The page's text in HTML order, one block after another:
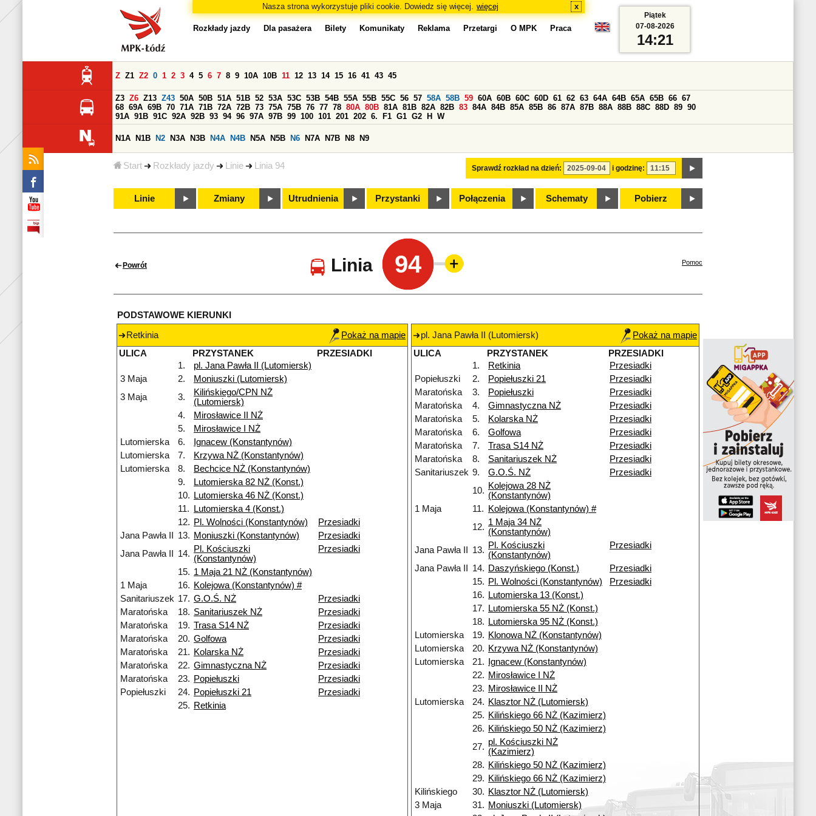
Nasza strona wykorzystuje pliki cookie. Dowiedz się więcej. więcej x
Start Rozkłady jazdy Linie Linia 94
Rozkłady jazdy Dla pasażera Bilety Komunikaty Reklama Przetargi O MPK Praca
Sprawdź rozkład na dzień: i godzinę:
Z Z1 Z2 0 1 2 3 4 5 6 7 8 9 10A 10B 11 12 13 14 15 16 41 43 45
Z3 Z6 Z13 Z43 50A 50B 51A 51B 52 53A 53C 53B 54B 55A 55B 55C 56 57 58A 58B 59 60A 60B 60C 60D 61 62 63 64A 64B 65A 65B 66 67
68 69A 69B 70 71A 71B 72A 72B 73 75A 75B 76 77 78 80A 80B 81A 81B 82A 82B 83 84A 84B 85A 85B 86 87A 87B 88A 88B 88C 88D 89 90
91A 91B 91C 92A 92B 93 94 96 97A 97B 99 100 101 201 202 6. F1 G1 G2 H W
N1A N1B N2 N3A N3B N4A N4B N5A N5B N6 N7A N7B N8 N9
Linie Zmiany Utrudnienia Przystanki Połączenia Schematy Pobierz
Piątek
07-08-2026
14:21
Powrót Linia 94 Pomoc
PODSTAWOWE KIERUNKI
Retkinia
Pokaż na mapie
ULICA
PRZYSTANEK
PRZESIADKI
1.
pl. Jana Pawła II (Lutomiersk)
3 Maja
2.
Moniuszki (Lutomiersk)
3 Maja
3.
Kilińskiego/CPN NŻ
(Lutomiersk)
4.
Mirosławice II NŻ
5.
Mirosławice I NŻ
Lutomierska
6.
Ignacew (Konstantynów)
Lutomierska
7.
Krzywa NŻ (Konstantynów)
Lutomierska
8.
Bechcice NŻ (Konstantynów)
9.
Lutomierska 82 NŻ (Konst.)
10.
Lutomierska 46 NŻ (Konst.)
11.
Lutomierska 4 (Konst.)
12. Pl. Wolności (Konstantynów)
Przesiadki
Jana Pawła II
13. Moniuszki (Konstantynów)
Przesiadki
Jana Pawła II
14. Pl. Kościuszki
(Konstantynów)
Przesiadki
15. 1 Maja 21 NŻ (Konstantynów)
1 Maja
16. Kolejowa (Konstantynów) #
Sanitariuszek 17. G.O.Ś. NŻ
Przesiadki
Maratońska
18. Sanitariuszek NŻ
Przesiadki
Maratońska
19. Trasa S14 NŻ
Przesiadki
Maratońska
20. Golfowa
Przesiadki
Maratońska
21. Kolarska NŻ
Przesiadki
Maratońska
22. Gimnastyczna NŻ
Przesiadki
Maratońska
23. Popiełuszki
Przesiadki
Popiełuszki
24. Popiełuszki 21
Przesiadki
25. Retkinia
pl. Jana Pawła II (Lutomiersk)
Pokaż na mapie
ULICA
PRZYSTANEK
PRZESIADKI
1.
Retkinia
Przesiadki
Popiełuszki
2. Popiełuszki 21
Przesiadki
Maratońska
3. Popiełuszki
Przesiadki
Maratońska
4. Gimnastyczna NŻ
Przesiadki
Maratońska
5. Kolarska NŻ
Przesiadki
Maratońska
6. Golfowa
Przesiadki
Maratońska
7. Trasa S14 NŻ
Przesiadki
Maratońska
8. Sanitariuszek NŻ
Przesiadki
Sanitariuszek 9. G.O.Ś. NŻ
Przesiadki
10. Kolejowa 28 NŻ
(Konstantynów)
1 Maja
11.
Kolejowa (Konstantynów) #
12. 1 Maja 34 NŻ
(Konstantynów)
Jana Pawła II
13. Pl. Kościuszki
(Konstantynów)
Przesiadki
Jana Pawła II 14. Daszyńskiego (Konst.)
Przesiadki
15. Pl. Wolności (Konstantynów)
Przesiadki
16.
Lutomierska 13 (Konst.)
17.
Lutomierska 55 NŻ (Konst.)
18.
Lutomierska 95 NŻ (Konst.)
Lutomierska
19. Klonowa NŻ (Konstantynów)
Lutomierska
20. Krzywa NŻ (Konstantynów)
Lutomierska
21.
Ignacew (Konstantynów)
22. Mirosławice I NŻ
23. Mirosławice II NŻ
Lutomierska
24. Klasztor NŻ (Lutomiersk)
25. Kilińskiego 66 NŻ (Kazimierz)
26. Kilińskiego 50 NŻ (Kazimierz)
27. pl. Kościuszki NŻ
(Kazimierz)
28. Kilińskiego 50 NŻ (Kazimierz)
29. Kilińskiego 66 NŻ (Kazimierz)
Kilińskiego
30. Klasztor NŻ (Lutomiersk)
3 Maja
31. Moniuszki (Lutomiersk)